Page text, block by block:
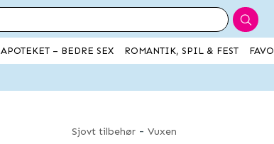
Sjovt tilbehør - Vuxen
APOTEKET – BEDRE SEX ROMANTIK, SPIL & FEST